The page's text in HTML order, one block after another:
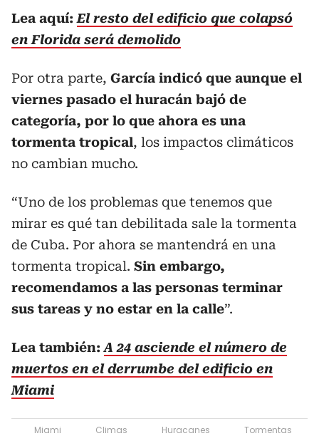
Lea aquí:El resto del edificio que colapsó
en Florida será demolido
Por otra parte, García indicó que aunque el
viernes pasado el huracán bajó de
categoría, por lo que ahora es una
tormenta tropical, los impactos climáticos
no cambian mucho.
“Uno de los problemas que tenemos que
mirar es qué tan debilitada sale la tormenta
de Cuba. Por ahora se mantendrá en una
tormenta tropical. Sin embargo,
recomendamos a las personas terminar
sus tareas y no estar en la calle”.
Lea también:A 24 asciende el número de
muertos en el derrumbe del edificio en
Miami
Miami Climas Huracanes Tormentas